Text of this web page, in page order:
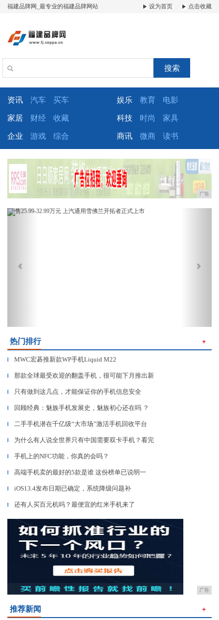
福建品牌网_最专业的福建品牌网站 设为首页 点击收藏
搜索
资讯 汽车 买车 娱乐 教育 电影
家居 财经 收藏 科技 时尚 家具
企业 游戏 综合 商讯 微商 读书
广告
Previous
热门排行 ＋
▎ MWC宏碁推新款WP手机Liquid M22
▎ 那款全球最受欢迎的翻盖手机，很可能下月推出新
▎ 只有做到这几点，才能保证你的手机信息安全
▎ 回顾经典：魅族手机发展史，魅族初心还在吗 ？
▎ 二手手机潜在千亿级“大市场”激活手机回收平台
▎ 为什么有人说全世界只有中国需要双卡手机？看完
▎ 手机上的NFC功能，你真的会吗？
▎ 高端手机卖的最好的5款是谁 这份榜单已说明一
▎ iOS13.4发布日期已确定，系统降级问题补
▎ 还有人买百元机吗？最便宜的红米手机来了
广告
推荐新闻 ＋